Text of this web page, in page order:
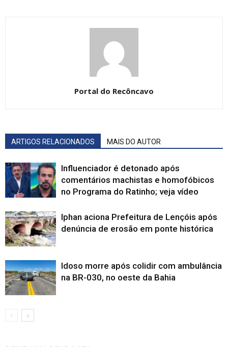
Portal do Recôncavo
ARTIGOS RELACIONADOS MAIS DO AUTOR
Influenciador é detonado após
comentários machistas e homofóbicos
no Programa do Ratinho; veja vídeo
Iphan aciona Prefeitura de Lençóis após
denúncia de erosão em ponte histórica
Idoso morre após colidir com ambulância
na BR-030, no oeste da Bahia